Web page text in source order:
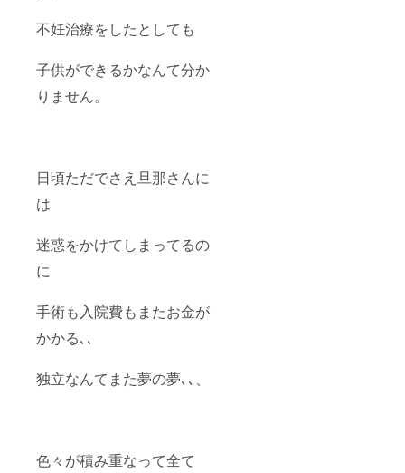
不妊治療をしたとしても
子供ができるかなんて分か
りません。
日頃ただでさえ旦那さんに
は
迷惑をかけてしまってるの
に
手術も入院費もまたお金が
かかる､､
独立なんてまた夢の夢､､、
色々が積み重なって全て